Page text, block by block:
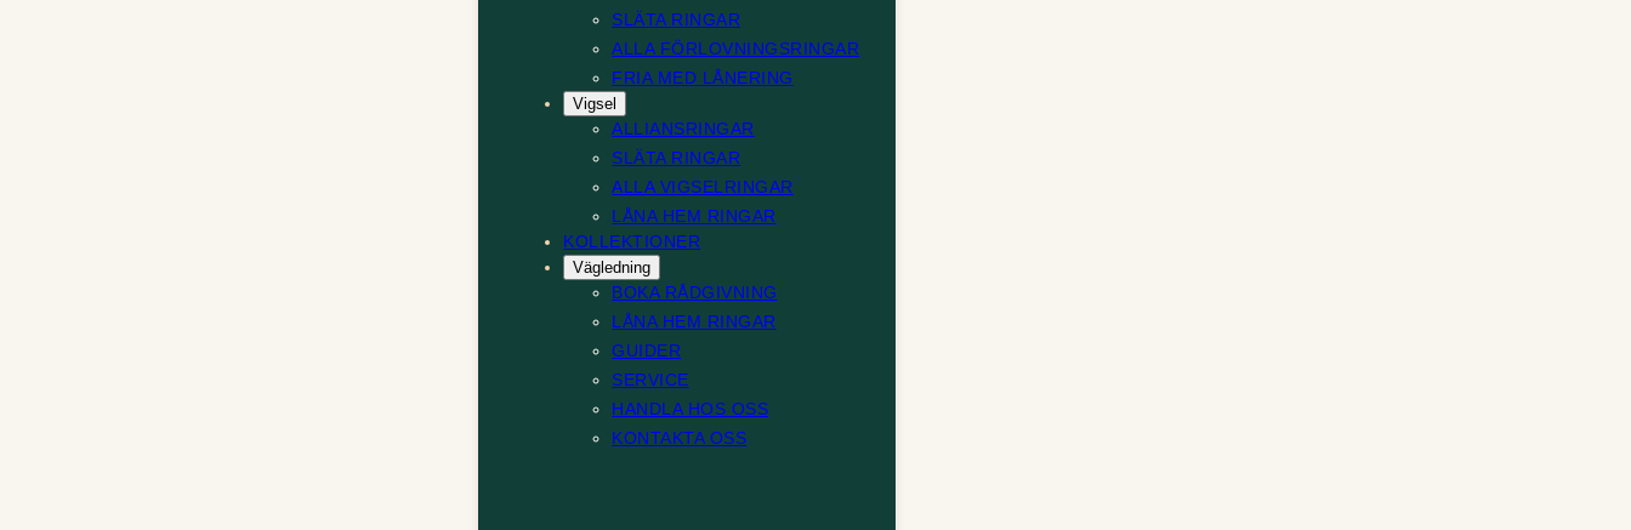
SLÄTA RINGAR
ALLA FÖRLOVNINGSRINGAR
FRIA MED LÅNERING
Vigsel
ALLIANSRINGAR
SLÄTA RINGAR
ALLA VIGSELRINGAR
LÅNA HEM RINGAR
KOLLEKTIONER
Vägledning
BOKA RÅDGIVNING
LÅNA HEM RINGAR
GUIDER
SERVICE
HANDLA HOS OSS
KONTAKTA OSS